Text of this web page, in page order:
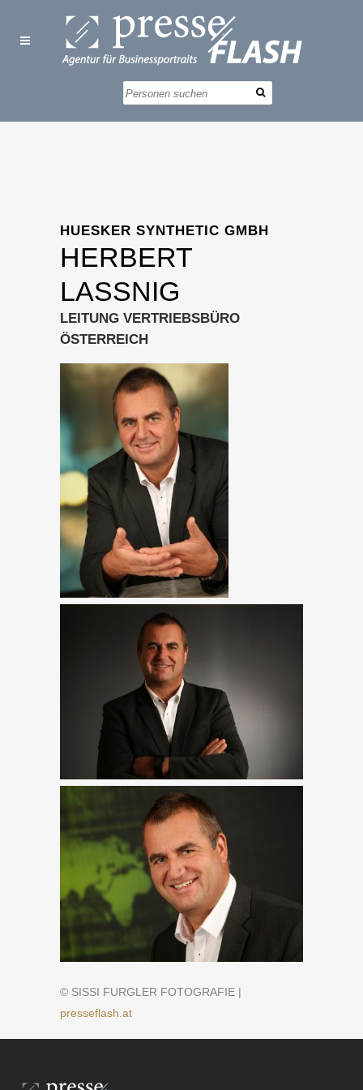
HUESKER SYNTHETIC GMBH
HERBERT
LASSNIG
LEITUNG VERTRIEBSBÜRO
ÖSTERREICH
© SISSI FURGLER FOTOGRAFIE |
presseflash.at